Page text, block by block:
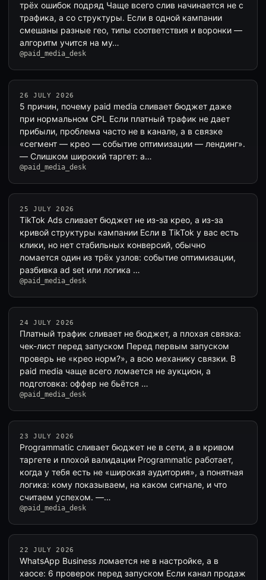
трёх ошибок подряд Чаще всего слив начинается не с
трафика, а со структуры. Если в одной кампании
смешаны разные гео, типы соответствия и воронки —
алгоритм учится на му…
@paid_media_desk
26 JULY 2026
5 причин, почему paid media сливает бюджет даже
при нормальном CPL Если платный трафик не дает
прибыли, проблема часто не в канале, а в связке
«сегмент — крео — событие оптимизации — лендинг».
— Слишком широкий таргет: а…
@paid_media_desk
25 JULY 2026
TikTok Ads сливает бюджет не из-за крео, а из-за
кривой структуры кампании Если в TikTok у вас есть
клики, но нет стабильных конверсий, обычно
ломается один из трёх узлов: событие оптимизации,
разбивка ad set или логика …
@paid_media_desk
24 JULY 2026
Платный трафик сливает не бюджет, а плохая связка:
чек-лист перед запуском Перед первым запуском
проверь не «крео норм?», а всю механику связки. В
paid media чаще всего ломается не аукцион, а
подготовка: оффер не бьётся …
@paid_media_desk
23 JULY 2026
Programmatic сливает бюджет не в сети, а в кривом
таргете и плохой валидации Programmatic работает,
когда у тебя есть не «широкая аудитория», а понятная
логика: кому показываем, на каком сигнале, и что
считаем успехом. —…
@paid_media_desk
22 JULY 2026
WhatsApp Business ломается не в настройке, а в
хаосе: 6 проверок перед запуском Если канал продаж